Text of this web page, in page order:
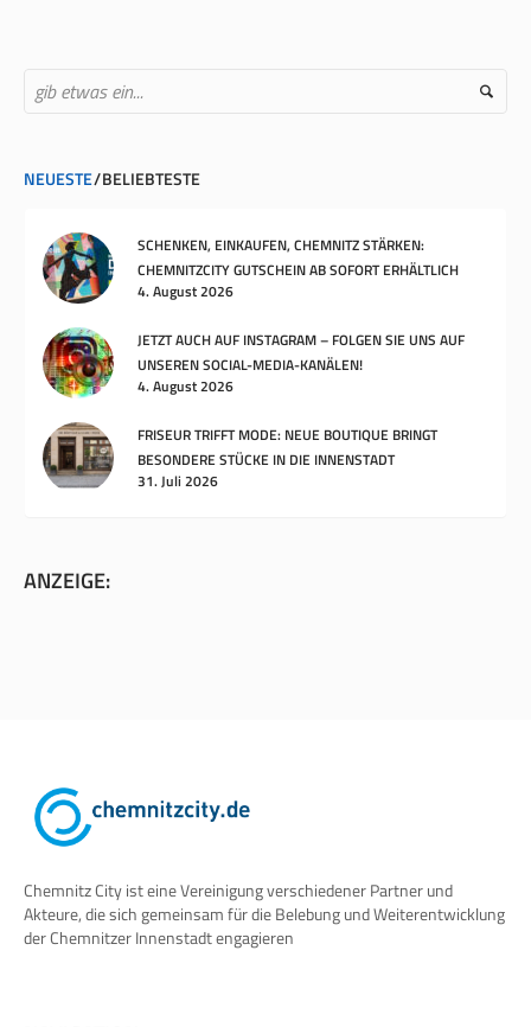
NEUESTE BELIEBTESTE
SCHENKEN, EINKAUFEN, CHEMNITZ STÄRKEN:
CHEMNITZCITY GUTSCHEIN AB SOFORT ERHÄLTLICH
4. August 2026
JETZT AUCH AUF INSTAGRAM – FOLGEN SIE UNS AUF
UNSEREN SOCIAL-MEDIA-KANÄLEN!
4. August 2026
FRISEUR TRIFFT MODE: NEUE BOUTIQUE BRINGT
BESONDERE STÜCKE IN DIE INNENSTADT
31. Juli 2026
ANZEIGE:
Chemnitz City ist eine Vereinigung verschiedener Partner und
Akteure, die sich gemeinsam für die Belebung und Weiterentwicklung
der Chemnitzer Innenstadt engagieren